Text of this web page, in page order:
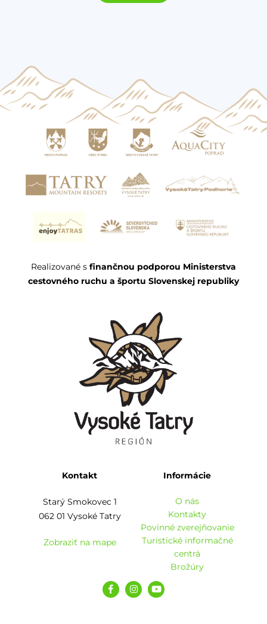
Realizované s finančnou podporou Ministerstva
cestovného ruchu a športu Slovenskej republiky
Kontakt
Starý Smokovec 1
062 01 Vysoké Tatry
Zobraziť na mape
Informácie
O nás
Kontakty
Povinné zverejňovanie
Turistické informačné
centrá
Brožúry